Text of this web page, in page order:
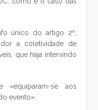
único do artigo 2º,
a coletividade de
que haja intervindo
se aos
evento».